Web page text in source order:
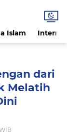
Islam
dari
Melatih